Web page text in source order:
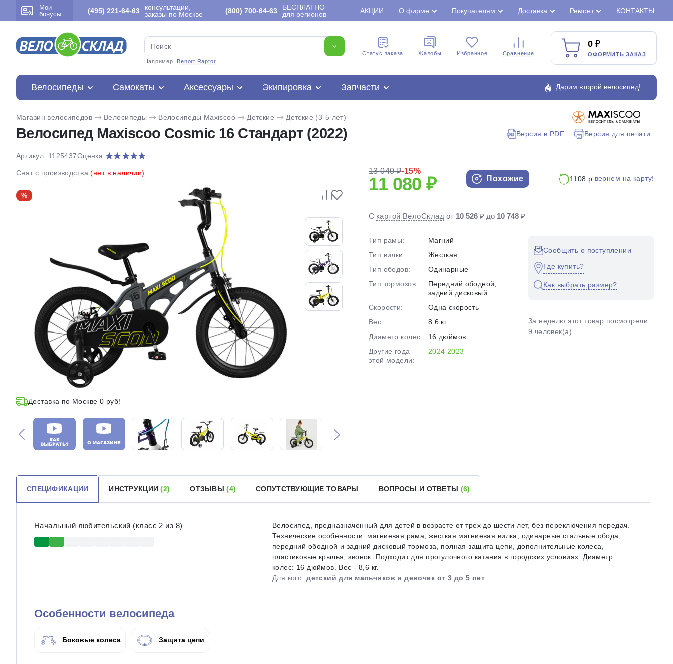
Мои
бонусы
(495) 221-64-63
консультации,
заказы по Москве
(800) 700-64-63
БЕСПЛАТНО
для регионов
АКЦИИ О фирме Покупателям Доставка Ремонт КОНТАКТЫ
Например: Benort Raptor
Cтатус заказа Жалобы Избранное Сравнение
0
ОФОРМИТЬ ЗАКАЗ
Велосипеды Самокаты Аксессуары Экипировка Запчасти Дарим второй велосипед!
Магазин велосипедов Велосипеды Велосипеды Maxiscoo Детские Детские (3-5 лет)
Велосипед Maxiscoo Cosmic 16 Стандарт (2022) Версия в PDF Версия для печати
Артикул: 1125437Оценка:
Снят с производства(нет в наличии)
%
Доставка по Москве 0 руб!
13 040 ₽-15%
11 080 ₽ Похожие 1108 р. вернем на карту!
С картой ВелоСклад от 10 526 ₽ до 10 748 ₽
Тип рамы:
Магний
Тип вилки:
Жесткая
Тип ободов:
Одинарные
Тип тормозов:
Передний ободной,
задний дисковый
Скорости:
Одна скорость
Вес:
8.6 кг.
Диаметр колес:
16 дюймов
Другие года
этой модели:
2024 2023
Сообщить о поступлении
Где купить?
Как выбрать размер?
За неделю этот товар посмотрели
9 человек(а)
СПЕЦИФИКАЦИИ ИНСТРУКЦИИ(2) ОТЗЫВЫ(4) СОПУТСТВУЮЩИЕ ТОВАРЫ ВОПРОСЫ И ОТВЕТЫ (6)
Начальный любительский (класс 2 из 8)
Велосипед, предназначенный для детей в возрасте от трех до шести лет, без переключения передач.
Технические особенности: магниевая рама, жесткая магниевая вилка, одинарные стальные обода,
передний ободной и задний дисковый тормоза, полная защита цепи, дополнительные колеса,
пластиковые крылья, звонок. Подходит для прогулочного катания в городских условиях. Диаметр
колес: 16 дюймов. Вес - 8,6 кг.
Для кого:детский для мальчиков и девочек от 3 до 5 лет
Особенности велосипеда
Боковые колеса Защита цепи
Разбейте
оплату
на части
без переплат
График платежей
Сегодня
25%
Оплачивайте сегодня только
25% картой любого банка
Подробнееоб оплате Плайтом